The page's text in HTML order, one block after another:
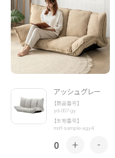
アッシュグレー
【商品番号】
yd-007-gy
【生地番号】
mdf-sample-agy4
0 + -